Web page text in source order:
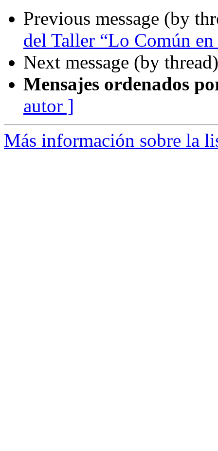
Previous message (by
del Taller “Lo Común
Next message (by
Mensajes ordenados
autor ]
Más información sobre la